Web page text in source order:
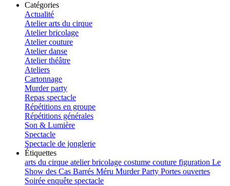
Catégories
Actualité
Atelier arts du cirque
Atelier bricolage
Atelier couture
Atelier danse
Atelier théâtre
Ateliers
Cartonnage
Murder party
Repas spectacle
Répétitions en groupe
Répétitions générales
Son & Lumière
Spectacle
Spectacle de jonglerie
Étiquettes
arts du cirque atelierbricolage costume couture figuration Le
Show des Cas Barrés Méru Murder Party Portes ouvertes
Soirée enquête spectacle